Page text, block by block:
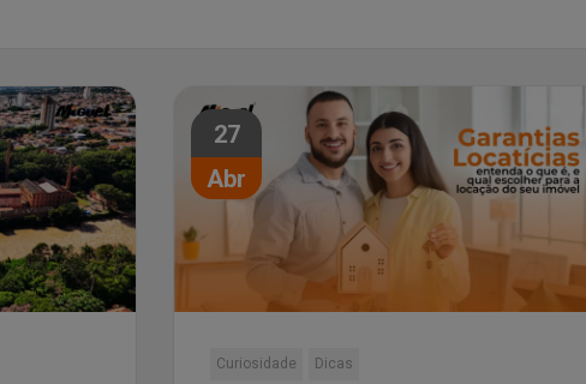
27
Abr
Curiosidade Dicas